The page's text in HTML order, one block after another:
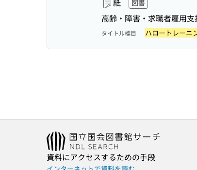
紙 図書
高齢・障害・求職者雇用
タイトル標目 ハロートレーニ
資料にアクセスするための手段